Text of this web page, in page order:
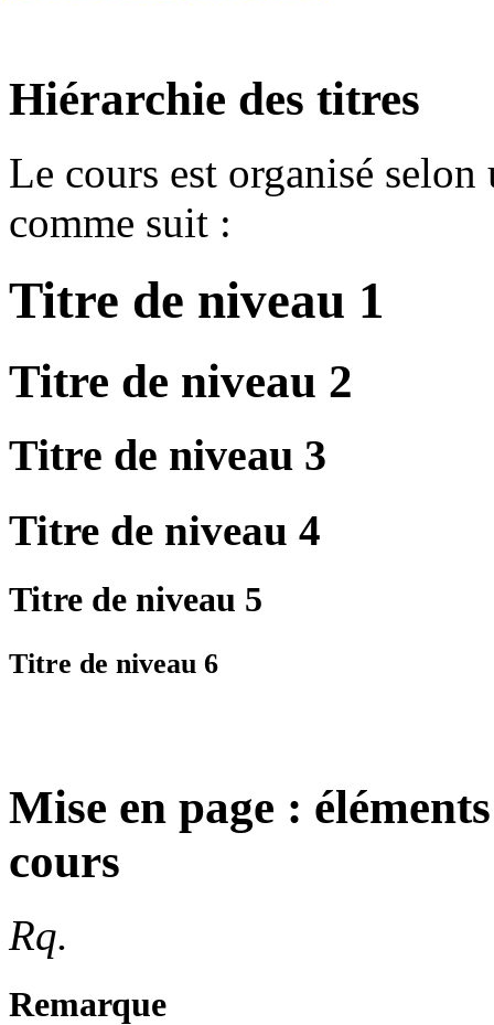
Hiérarchie des titres
Le cours est organisé
comme suit :
Titre de niveau 1
Titre de niveau 2
Titre de niveau 3
Titre de niveau 4
Titre de niveau 5
Titre de niveau 6
Mise en page :
cours
Rq.
Remarque